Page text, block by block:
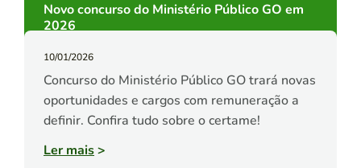
Novo concurso do Ministério Público GO em
2026
10/01/2026
Concurso do Ministério Público GO trará novas
oportunidades e cargos com remuneração a
definir. Confira tudo sobre o certame!
Ler mais>